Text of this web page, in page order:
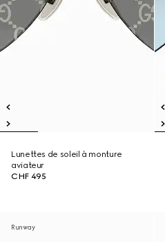
Lunettes de soleil à monture
aviateur
CHF 495
Runway